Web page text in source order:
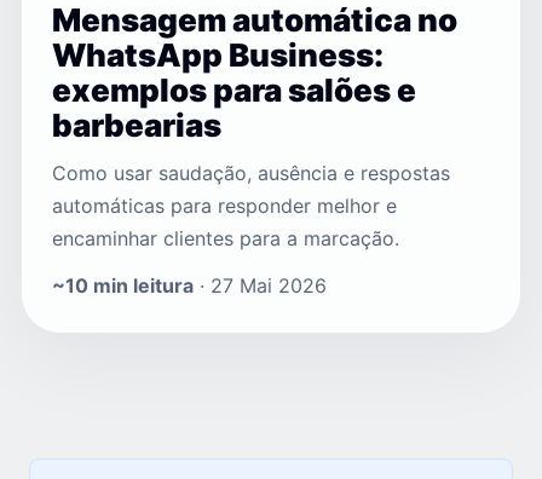
Mensagem automática no
WhatsApp Business:
exemplos para salões e
barbearias
Como usar saudação, ausência e respostas
automáticas para responder melhor e
encaminhar clientes para a marcação.
~10 min leitura · 27 Mai 2026